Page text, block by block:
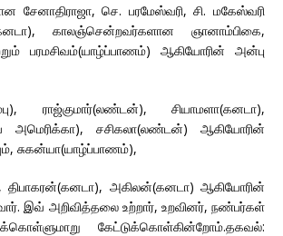
சேனாதிராஜா, செ. பரமேஸ்வரி, சி. மகேஸ்வரி
காலஞ்சென்றவர்களான ஞானாம்பிகை,
பரமசிவம்(யாழ்ப்பாணம்) ஆகியோரின் அன்பு
ராஜ்குமார்(லண்டன்), சியாமளா(கனடா),
அமெரிக்கா), சசிகலா(லண்டன்) ஆகியோரின்
சுகன்யா(யாழ்ப்பாணம்),
அகிலன்(கனடா) ஆகியோரின்
இவ் அறிவித்தலை உற்றார், உறவினர், நண்பர்கள்
கேட்டுக்கொள்கின்றோம்.தகவல்: